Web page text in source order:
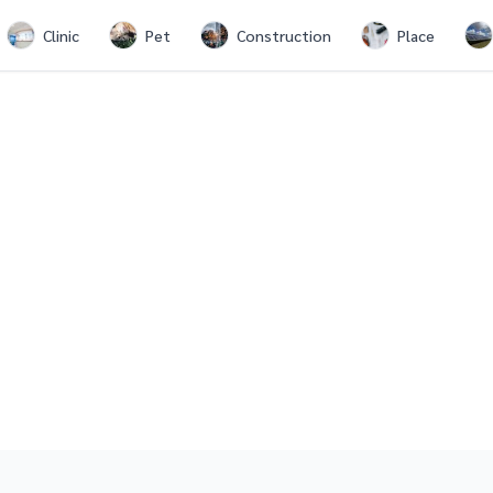
Clinic Pet Construction Place